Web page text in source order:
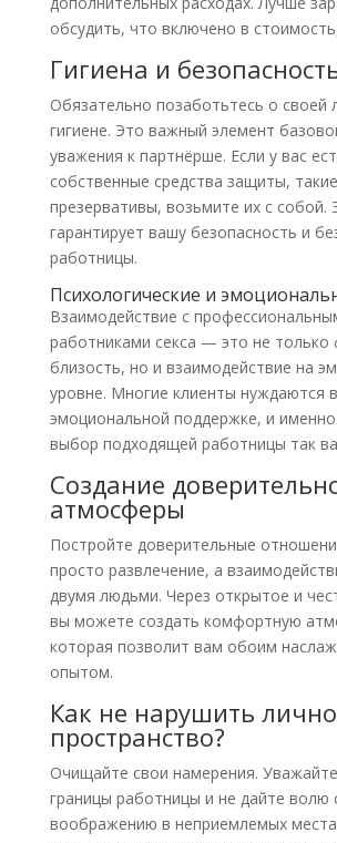
обсудить, что включено в
Гигиена и
Обязательно позаботьтесь о своей
гигиене. Это важный элемент
уважения к партнёрше. Если у вас
собственные средства защиты,
презервативы, возьмите их с собой.
гарантирует вашу безопасность и
работницы.
Психологические и
Взаимодействие с
работниками секса — это не только
близость, но и взаимодействие на
уровне. Многие клиенты нуждаются в
эмоциональной поддержке, и
выбор подходящей работницы так
Создание
атмосферы
Постройте доверительные
просто развлечение, а
двумя людьми. Через открытое и
вы можете создать комфортную
которая позволит вам обоим
опытом.
Как не нарушить
пространство?
Очищайте свои намерения.
границы работницы и не дайте волю
воображению в неприемлемых